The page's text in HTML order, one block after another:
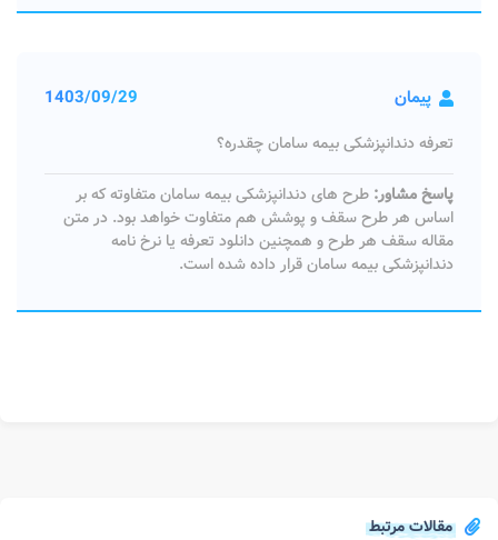
مقالات مرتبط
پیمان 1403/09/29
تعرفه دندانپزشکی بیمه سامان چقدره؟
پاسخ مشاور: طرح های دندانپزشکی بیمه سامان متفاوته که بر
اساس هر طرح سقف و پوشش هم متفاوت خواهد بود. در متن
مقاله سقف هر طرح و همچنین دانلود تعرفه یا نرخ نامه
دندانپزشکی بیمه سامان قرار داده شده است.